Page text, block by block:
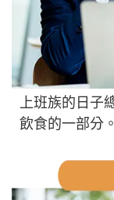
上班族的日子
飲食的一部分。